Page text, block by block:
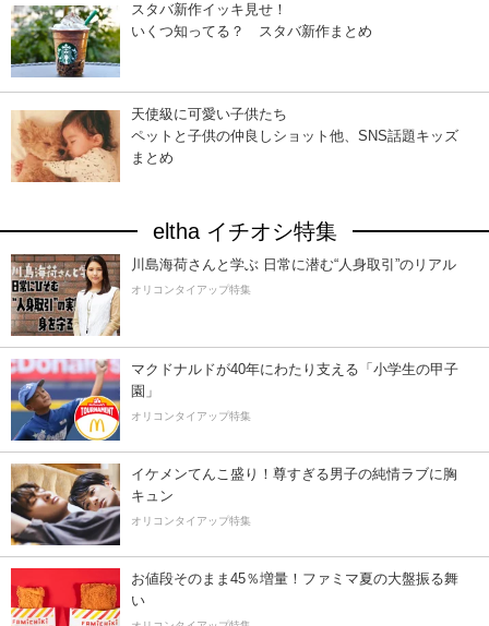
スタバ新作イッキ見せ！
いくつ知ってる？ スタバ新作まとめ
天使級に可愛い子供たち
ペットと子供の仲良しショット他、SNS話題キッズ
まとめ
eltha イチオシ特集
川島海荷さんと学ぶ 日常に潜む“人身取引”のリアル
オリコンタイアップ特集
マクドナルドが40年にわたり支える「小学生の甲子
園」
オリコンタイアップ特集
イケメンてんこ盛り！尊すぎる男子の純情ラブに胸
キュン
オリコンタイアップ特集
お値段そのまま45％増量！ファミマ夏の大盤振る舞
い